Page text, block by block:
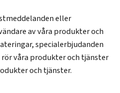
eller
av våra produkter och
specialerbjudanden
våra produkter och tjänster
och tjänster.